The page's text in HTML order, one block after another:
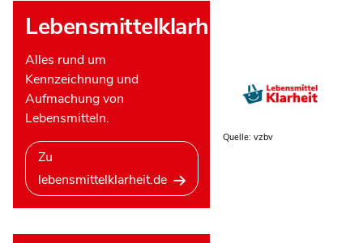
Lebensmittelklarheit
Alles rund um
Kennzeichnung und
Aufmachung von
Lebensmitteln.
Zu
lebensmittelklarheit.de
Quelle: vzbv